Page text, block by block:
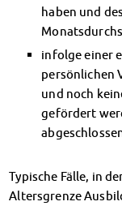
Magdeburger
Kinderbetreuung
Kita CampusKids
Voranmeldung
Anmeldung
Über uns
haben und
infolge einer
persönlichen
und noch
gefördert
Typische Fälle, in
Altersgrenze